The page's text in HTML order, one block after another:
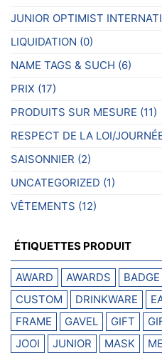
JUNIOR OPTIMIST
LIQUIDATION (0)
NAME TAGS & SUCH (6)
PRIX (17)
PRODUITS SUR MESURE (11)
RESPECT DE LA LOI/
SAISONNIER (2)
UNCATEGORIZED (1)
VÊTEMENTS (12)
ÉTIQUETTES PRODUIT
AWARD AWARDS BADGE
CUSTOM
DRINKWARE
FRAME
GAVEL GIFT
JOOI
JUNIOR MASK